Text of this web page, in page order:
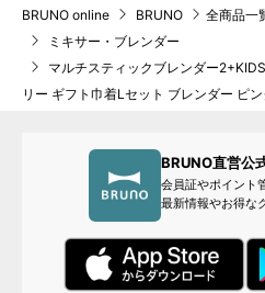
BRUNO online BRUNO 全商品一
ミキサー・ブレンダー
マルチスティックブレンダー
リー ギフト巾着Lセット ブレンダー ピ
BRUNO直営公
会員証やポイント
最新情報やお得な